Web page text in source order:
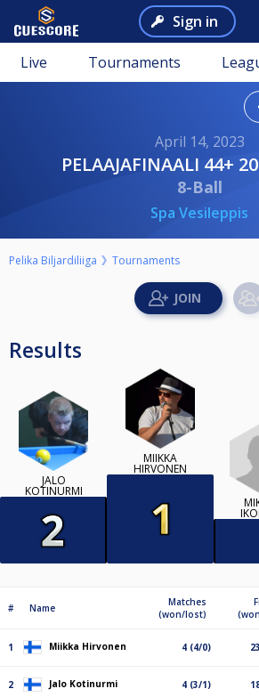
Sign in
Live Tournaments
April 14, 2023
PELAAJAFINAALI 44+
8-Ball
Spa Vesileppis
Pelika Biljardiliiga Tournaments
Results
JALO
KOTINURMI
MIIKKA
HIRVONEN
# Name
Matches
(won/lost)
1 Miikka Hirvonen 4 (4/0)
2 Jalo Kotinurmi 4 (3/1)